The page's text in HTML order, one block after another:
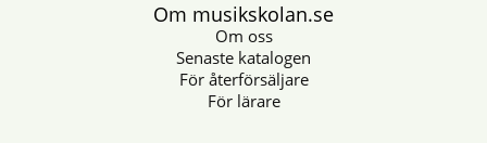
Om musikskolan.se
Om oss
Senaste katalogen
För återförsäljare
För lärare